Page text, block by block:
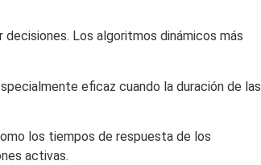
Los algoritmos dinámicos más
eficaz cuando la duración de las
los tiempos de respuesta de los
activas.